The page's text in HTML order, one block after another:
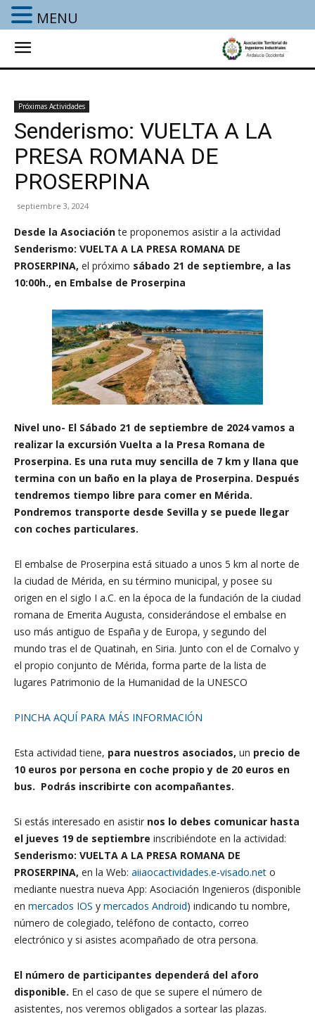
Próximas Actividades
Senderismo: VUELTA A LA
PRESA ROMANA DE
PROSERPINA
septiembre 3, 2024
Desde la Asociaciónte proponemos asistir a la actividad
Senderismo: VUELTA A LA PRESA ROMANA DE
PROSERPINA, el próximo sábado 21 de septiembre, a las
10:00h., en Embalse de Proserpina
Nivel uno- El Sábado 21 de septiembre de 2024 vamos a
realizar la excursión Vuelta a la Presa Romana de
Proserpina. Es una ruta muy sencilla de 7 km y llana que
termina con un baño en la playa de Proserpina. Después
tendremos tiempo libre para comer en Mérida.
Pondremos transporte desde Sevilla y se puede llegar
con coches particulares.
El embalse de Proserpina está situado a unos 5 km al norte de
la ciudad de Mérida, en su término municipal, y posee su
origen en el siglo I a.C. en la época de la fundación de la ciudad
romana de Emerita Augusta, considerándose el embalse en
uso más antiguo de España y de Europa, y segundo del
mundo tras el de Quatinah, en Siria. Junto con el de Cornalvo y
el propio conjunto de Mérida, forma parte de la lista de
lugares Patrimonio de la Humanidad de la UNESCO
PINCHA AQUÍ PARA MÁS INFORMACIÓN
Esta actividad tiene, para nuestros asociados, un precio de
10 euros por persona en coche propio y de 20 euros en
bus. Podrás inscribirte con acompañantes.
Si estás interesado en asistir nos lo debes comunicar hasta
el jueves 19 de septiembre inscribiéndote en la actividad:
Senderismo: VUELTA A LA PRESA ROMANA DE
PROSERPINA, en la Web: aiiaocactividades.e-visado.net o
mediante nuestra nueva App: Asociación Ingenieros (disponible
en mercados IOS y mercados Android) indicando tu nombre,
número de colegiado, teléfono de contacto, correo
electrónico y si asistes acompañado de otra persona.
El número de participantes dependerá del aforo
disponible. En el caso de que se supere el número de
asistentes, nos veremos obligados a sortear las plazas.
MENU